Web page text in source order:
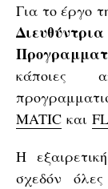
Για το έργο
κάποιες
MATIC και
Η
σχεδόν